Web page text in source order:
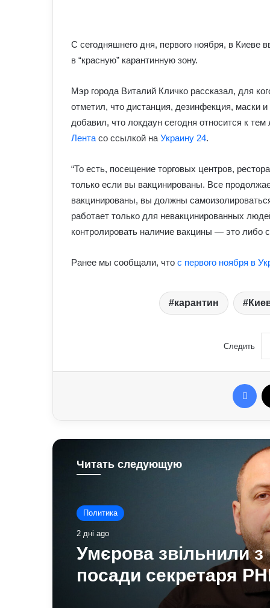
С сегодняшнего дня, первого ноября, в Киеве
в “красную” карантинную зону.
Мэр города Виталий Кличко рассказал, для
отметил, что дистанция, дезинфекция, маски
добавил, что локдаун сегодня относится к
Лента со ссылкой на Украину 24.
“То есть, посещение торговых центров,
только если вы вакцинированы. Все
вакцинированы, вы должны
работает только для невакцинированных
контролировать наличие вакцины — это либо
Ранее мы сообщали, что с первого ноября в
карантин
Следить
Читать следующую
Политика
2 дні ago
Умєрова звільнили з
посади секретаря
стало відомо, яку